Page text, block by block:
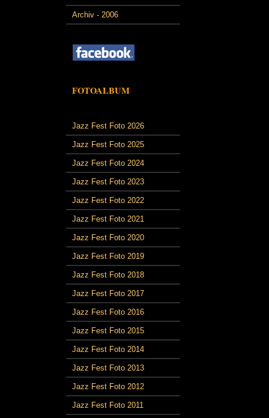
Archiv - 2006
FOTOALBUM
Jazz Fest Foto 2026
Jazz Fest Foto 2025
Jazz Fest Foto 2024
Jazz Fest Foto 2023
Jazz Fest Foto 2022
Jazz Fest Foto 2021
Jazz Fest Foto 2020
Jazz Fest Foto 2019
Jazz Fest Foto 2018
Jazz Fest Foto 2017
Jazz Fest Foto 2016
Jazz Fest Foto 2015
Jazz Fest Foto 2014
Jazz Fest Foto 2013
Jazz Fest Foto 2012
Jazz Fest Foto 2011